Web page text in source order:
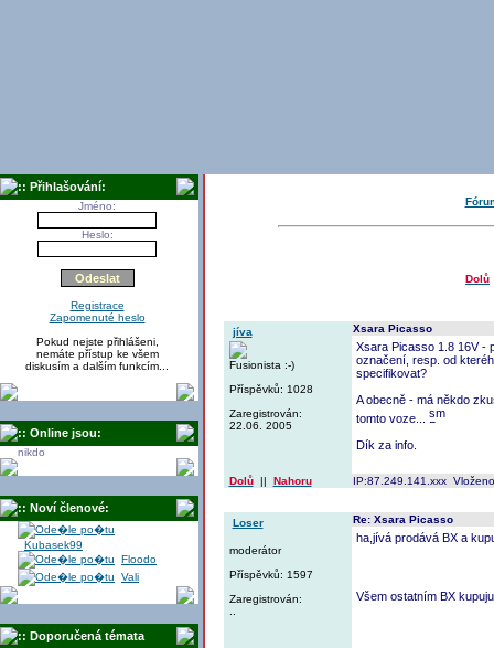
:: Přihlašování:
Jméno:
Heslo:
Registrace
Zapomenuté heslo
Pokud nejste přihlášeni,
nemáte přístup ke všem
diskusím a dalším funkcím...
:: Online jsou:
nikdo
:: Noví členové:
Kubasek99
Floodo
Vali
:: Doporučená témata
Dolů
jíva
Fusionista :-)
Příspěvků: 1028
Zaregistrován:
22.06. 2005
Xsara Picasso
Xsara Picasso 1.8 16V -
označení, resp. od
specifikovat?
A obecně - má někdo
tomto voze...
Dík za info.
Dolů|| Nahoru IP:87.249.141.xxx
Loser
moderátor
Příspěvků: 1597
Zaregistrován:
Re: Xsara Picasso
ha,jívá prodává BX a
Všem ostatním BX